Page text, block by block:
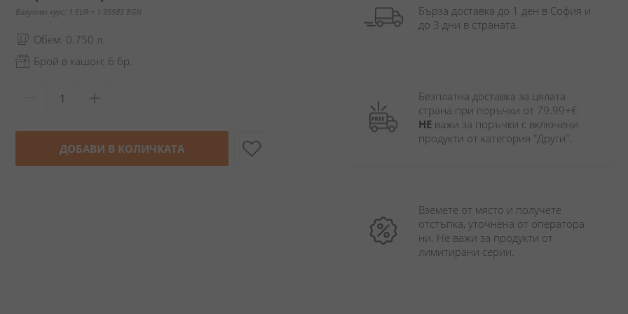
Валутен курс: 1 EUR = 1.95583 BGN
Обем: 0.750 л.
Брой в кашон: 6 бр.
ДОБАВИ В КОЛИЧКАТА
Бърза доставка до 1 ден в София и
до 3 дни в страната.
Безплатна доставка за цялата
НЕ важи за поръчки с включени
продукти от категория "Други".
Вземете от място и получете
отстъпка, уточнена от оператора
ни. Не важи за продукти от
лимитирани серии.